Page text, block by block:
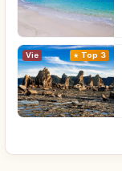
Vie Top 3